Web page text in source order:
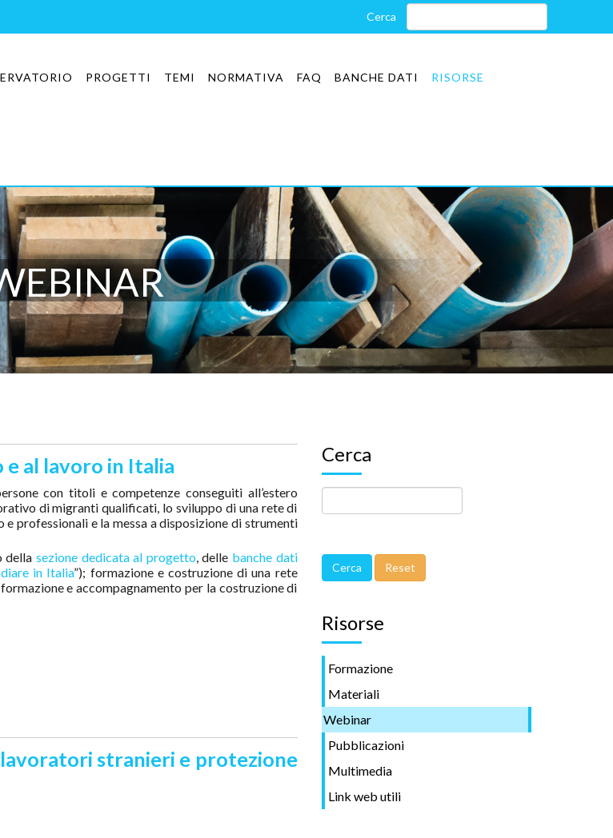
PROGETTI TEMI NORMATIVA FAQ BANCHE DATI RISORSE
e al lavoro in Italia
con titoli e competenze conseguiti all’estero
di migranti qualificati, lo sviluppo di una rete di
professionali e la messa a disposizione di strumenti
della sezione dedicata al progetto, delle banche dati
in Italia”); formazione e costruzione di una rete
e accompagnamento per la costruzione di
stranieri e protezione
Cerca
Risorse
Formazione
Materiali
Webinar
Pubblicazioni
Multimedia
Link web utili